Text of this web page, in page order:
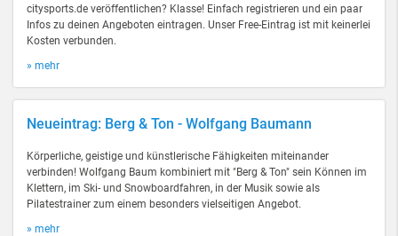
citysports.de veröffentlichen? Klasse! Einfach registrieren und ein paar
Infos zu deinen Angeboten eintragen. Unser Free-Eintrag ist mit keinerlei
Kosten verbunden.
» mehr
Neueintrag: Berg & Ton - Wolfgang Baumann
Körperliche, geistige und künstlerische Fähigkeiten miteinander
verbinden! Wolfgang Baum kombiniert mit "Berg & Ton" sein Können im
Klettern, im Ski- und Snowboardfahren, in der Musik sowie als
Pilatestrainer zum einem besonders vielseitigen Angebot.
» mehr